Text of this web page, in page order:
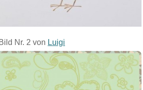
Bild Nr. 2 von Luigi